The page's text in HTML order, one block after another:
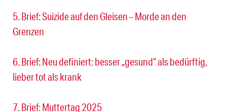
5. Brief: Suizide auf den Gleisen – Morde an den
Grenzen
6. Brief: Neu definiert: besser „gesund“ als bedürftig,
lieber tot als krank
7. Brief: Muttertag 2025